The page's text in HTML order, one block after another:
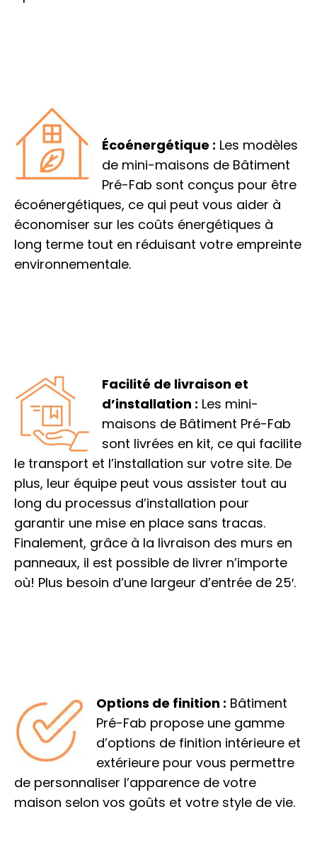
Écoénergétique : Les modèles
de mini-maisons de Bâtiment
Pré-Fab sont conçus pour être
écoénergétiques, ce qui peut vous aider à
économiser sur les coûts énergétiques à
long terme tout en réduisant votre empreinte
environnementale.
Facilité de livraison et
d’installation : Les mini-
maisons de Bâtiment Pré-Fab
sont livrées en kit, ce qui facilite
le transport et l’installation sur votre site. De
plus, leur équipe peut vous assister tout au
long du processus d’installation pour
garantir une mise en place sans tracas.
Finalement, grâce à la livraison des murs en
panneaux, il est possible de livrer n’importe
où! Plus besoin d’une largeur d’entrée de 25′.
Options de finition : Bâtiment
Pré-Fab propose une gamme
d’options de finition intérieure et
extérieure pour vous permettre
de personnaliser l’apparence de votre
maison selon vos goûts et votre style de vie.